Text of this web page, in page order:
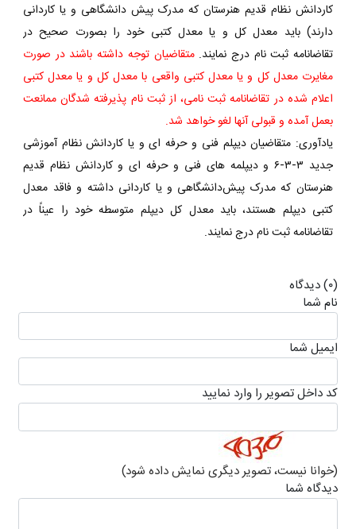
کاردانش نظام قدیم هنرستان که مدرک پیش دانشگاهی و یا کاردانی
دارند) باید معدل کل و یا معدل کتبی خود را بصورت صحیح در
تقاضانامه ثبت نام درج نمایند.متقاضیان توجه داشته باشند در صورت
مغایرت معدل کل و یا معدل کتبی واقعی با معدل کل و یا معدل کتبی
اعلام شده در تقاضانامه ثبت نامی، از ثبت نام پذیرفته شدگان ممانعت
بعمل آمده و قبولی آنها لغو خواهد شد.
یادآوری: متقاضیان دیپلم فنی و حرفه ای و یا کاردانش نظام آموزشی
جدید ۳-۳-۶ و دیپلمه های فنی و حرفه ای و کاردانش نظام قدیم
هنرستان که مدرک پیش‌دانشگاهی و یا کاردانی داشته و فاقد معدل
کتبی دیپلم هستند، باید معدل کل دیپلم متوسطه خود را عیناً در
تقاضانامه ثبت نام درج نمایند.
(۰) دیدگاه
نام شما
ايميل شما
كد داخل تصویر را وارد نمایید
(خوانا نیست، تصویر دیگری نمایش داده شود)
دیدگاه شما